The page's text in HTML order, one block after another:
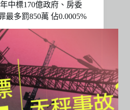
中標170億政府、房委
最多罰850萬 佔0.0005%